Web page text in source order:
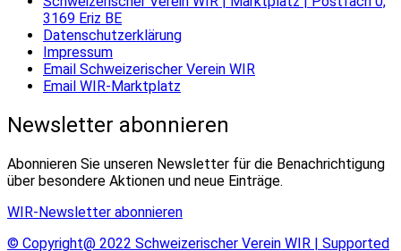
3169 Eriz BE
Datenschutzerklärung
Impressum
Email Schweizerischer Verein WIR
Email WIR-Marktplatz
Newsletter abonnieren
Abonnieren Sie unseren Newsletter für die Benachrichtigung
über besondere Aktionen und neue Einträge.
WIR-Newsletter abonnieren
© Copyright@ 2022 Schweizerischer Verein WIR | Supported